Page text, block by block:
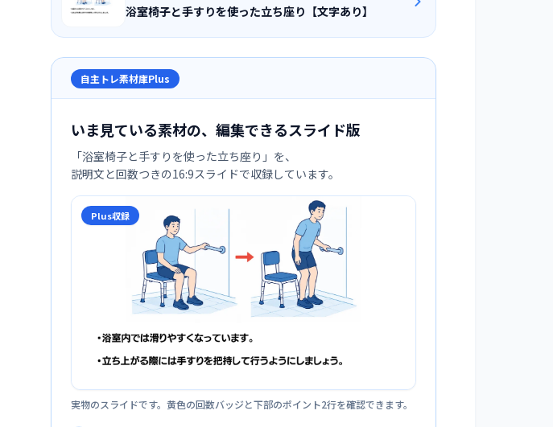
浴室椅子と手すりを使った立ち座り【文字あり】
自主トレ素材庫Plus
いま見ている素材の、編集できるスライド版
「浴室椅子と手すりを使った立ち座り 」を、
説明文と回数つきの16:9スライドで収録しています。
Plus収録
実物のスライドです。黄色の回数バッジと下部のポイント2行を確認できます。